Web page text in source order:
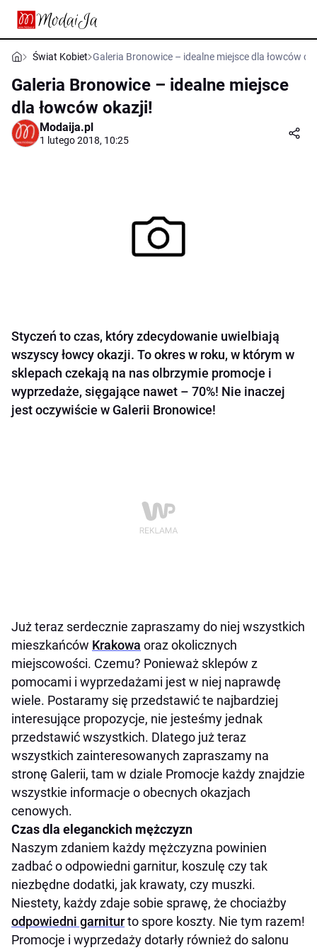
Świat Kobiet Galeria Bronowice – idealne miejsce dla łowców
Galeria Bronowice – idealne miejsce
dla łowców okazji!
Modaija.pl
1 lutego 2018, 10:25
Styczeń to czas, który zdecydowanie uwielbiają
wszyscy łowcy okazji. To okres w roku, w którym w
sklepach czekają na nas olbrzymie promocje i
wyprzedaże, sięgające nawet – 70%! Nie inaczej
jest oczywiście w Galerii Bronowice!
Już teraz serdecznie zapraszamy do niej wszystkich
mieszkańców Krakowa oraz okolicznych
miejscowości. Czemu? Ponieważ sklepów z
pomocami i wyprzedażami jest w niej naprawdę
wiele. Postaramy się przedstawić te najbardziej
interesujące propozycje, nie jesteśmy jednak
przedstawić wszystkich. Dlatego już teraz
wszystkich zainteresowanych zapraszamy na
stronę Galerii, tam w dziale Promocje każdy znajdzie
wszystkie informacje o obecnych okazjach
cenowych.
Czas dla eleganckich mężczyzn
Naszym zdaniem każdy mężczyzna powinien
zadbać o odpowiedni garnitur, koszulę czy tak
niezbędne dodatki, jak krawaty, czy muszki.
Niestety, każdy zdaje sobie sprawę, że chociażby
odpowiedni garniturto spore koszty. Nie tym razem!
Promocje i wyprzedaży dotarły również do salonu